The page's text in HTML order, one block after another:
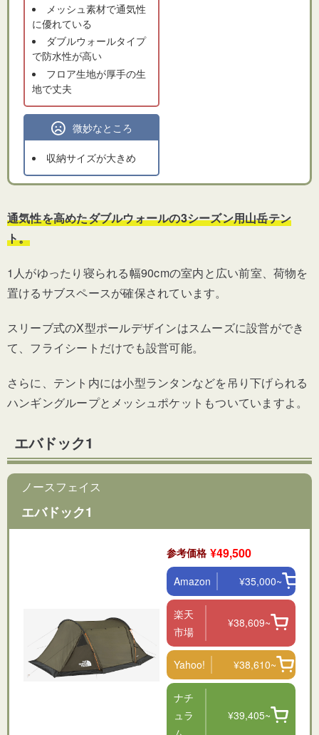
メッシュ素材で通気性
に優れている
ダブルウォールタイプ
で防水性が高い
フロア生地が厚手の生
地で丈夫
微妙なところ
収納サイズが大きめ
通気性を高めたダブルウォールの3シーズン用山岳テン
ト。
1人がゆったり寝られる幅90cmの室内と広い前室、荷物を
置けるサブスペースが確保されています。
スリーブ式のX型ポールデザインはスムーズに設営ができ
て、フライシートだけでも設営可能。
さらに、テント内には小型ランタンなどを吊り下げられる
ハンギングループとメッシュポケットもついていますよ。
エバドック1
ノースフェイス
エバドック1
参考価格 ¥49,500
Amazon ¥35,000~
楽天
市場
¥38,609~
Yahoo! ¥38,610~
ナチ
ュラ
¥39,405~